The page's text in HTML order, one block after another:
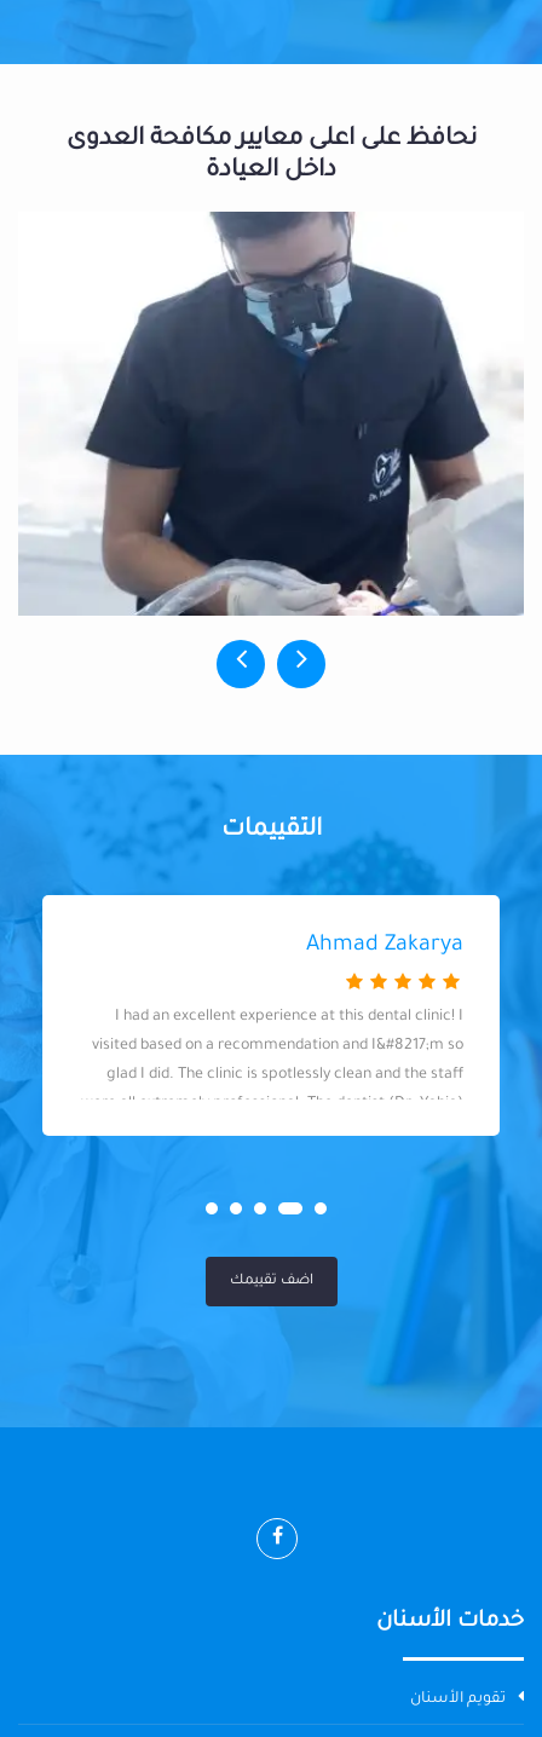
نحافظ على اعلى معايير مكافحة العدوى
داخل العيادة
التقييمات
Ahmad Zakarya
I had an excellent experience at this dental clinic! I
visited based on a recommendation and I&#8217;m so
glad I did. The clinic is spotlessly clean and the staff
were all extremely professional. The dentist (Dr. Yahia)
was fantastic - knowledgeable, skilled, and so friendly. I
felt well taken care of throughout my visit. Highly
اضف تقييمك
خدمات الأسنان
تقويم الأسنان